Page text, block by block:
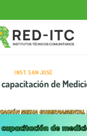
INST. SAN JOSÉ
de